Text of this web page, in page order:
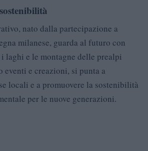
nato dalla partecipazione a
milanese, guarda al futuro con
laghi e le montagne delle prealpi
eventi e creazioni, si punta a
locali e a promuovere la sostenibilità
per le nuove generazioni.